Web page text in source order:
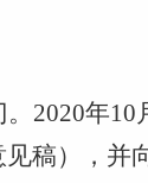
2020年10
稿），并